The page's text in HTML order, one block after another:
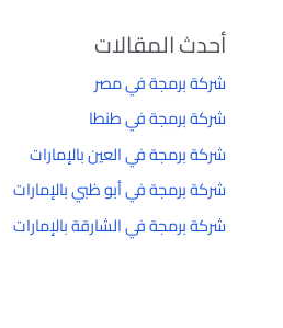
أحدث المقالات
شركة برمجة في مصر
شركة برمجة في طنطا
شركة برمجة في العين بالإمارات
شركة برمجة في أبو ظبي بالإمارات
شركة برمجة في الشارقة بالإمارات